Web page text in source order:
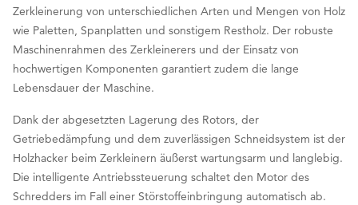
Zerkleinerung von unterschiedlichen Arten und Mengen von Holz
wie Paletten, Spanplatten und sonstigem Restholz. Der robuste
Maschinenrahmen des Zerkleinerers und der Einsatz von
hochwertigen Komponenten garantiert zudem die lange
Lebensdauer der Maschine.
Dank der abgesetzten Lagerung des Rotors, der
Getriebedämpfung und dem zuverlässigen Schneidsystem ist der
Holzhacker beim Zerkleinern äußerst wartungsarm und langlebig.
Die intelligente Antriebssteuerung schaltet den Motor des
Schredders im Fall einer Störstoffeinbringung automatisch ab.